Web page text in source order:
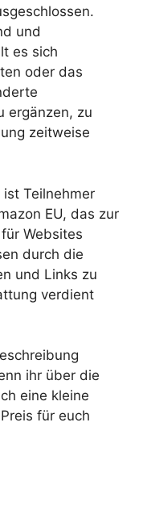
und
es sich
oder das
ergänzen, zu
zeitweise
ist Teilnehmer
EU, das zur
Websites
durch die
und Links zu
verdient
ihr über die
eine kleine
für euch